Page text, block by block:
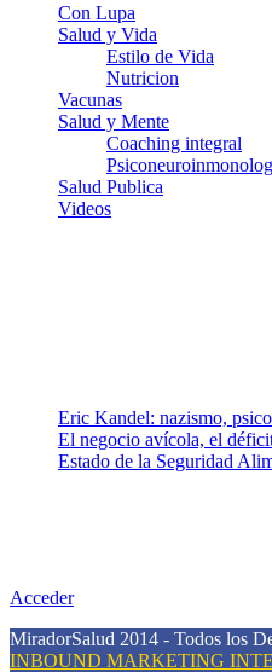
Con Lupa
Salud y Vida
Estilo de Vida
Nutricion
Vacunas
Salud y Mente
Coaching integral
Salud Publica
Videos
Eric Kandel: nazismo,
El negocio avícola, el
Estado de la Seguridad
Acceder
MiradorSalud 2014 - Todos los
INBOUND MARKETING